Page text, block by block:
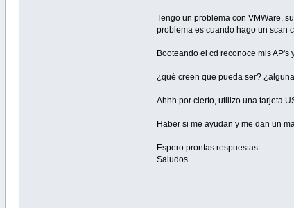
Tengo un problema con VMWare,
problema es cuando hago un scan
Booteando el cd reconoce mis
¿qué creen que pueda ser?
Ahhh por cierto, utilizo una tarjeta
Haber si me ayudan y me dan un
Espero prontas respuestas.
Saludos...